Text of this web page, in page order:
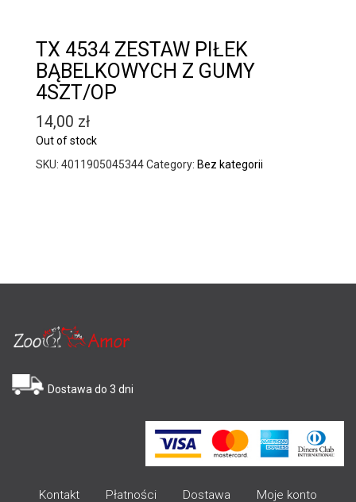
TX 4534 ZESTAW PIŁEK
BĄBELKOWYCH Z GUMY
4SZT/OP
14,00 zł
Out of stock
SKU: 4011905045344Category: Bez kategorii
Dostawa do 3 dni
Kontakt Płatności Dostawa Moje konto